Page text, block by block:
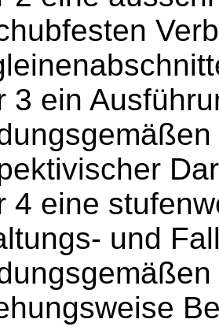
3 ein
4 eine
und